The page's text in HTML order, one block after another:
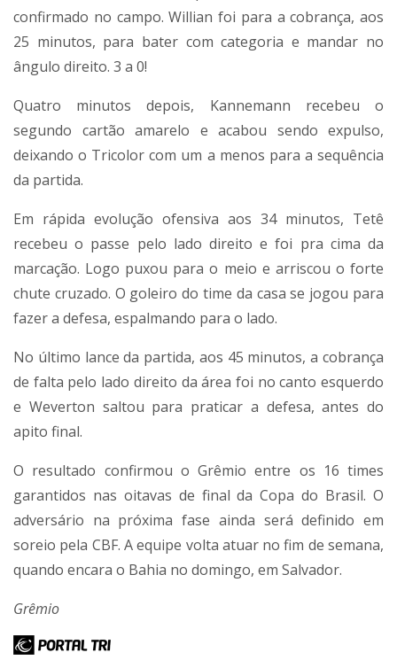
confirmado no campo. Willian foi para a cobrança, aos
25 minutos, para bater com categoria e mandar no
ângulo direito. 3 a 0!
Quatro minutos depois, Kannemann recebeu o
segundo cartão amarelo e acabou sendo expulso,
deixando o Tricolor com um a menos para a sequência
da partida.
Em rápida evolução ofensiva aos 34 minutos, Tetê
recebeu o passe pelo lado direito e foi pra cima da
marcação. Logo puxou para o meio e arriscou o forte
chute cruzado. O goleiro do time da casa se jogou para
fazer a defesa, espalmando para o lado.
No último lance da partida, aos 45 minutos, a cobrança
de falta pelo lado direito da área foi no canto esquerdo
e Weverton saltou para praticar a defesa, antes do
apito final.
O resultado confirmou o Grêmio entre os 16 times
garantidos nas oitavas de final da Copa do Brasil. O
adversário na próxima fase ainda será definido em
soreio pela CBF. A equipe volta atuar no fim de semana,
quando encara o Bahia no domingo, em Salvador.
Grêmio